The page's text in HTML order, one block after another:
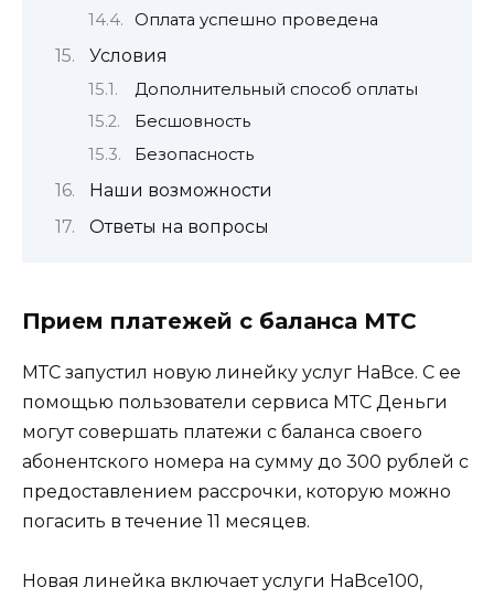
Оплата успешно проведена
Условия
Дополнительный способ оплаты
Бесшовность
Безопасность
Наши возможности
Ответы на вопросы
Прием платежей с баланса МТС
МТС запустил новую линейку услуг НаВсе. С ее
помощью пользователи сервиса МТС Деньги
могут совершать платежи с баланса своего
абонентского номера на сумму до 300 рублей с
предоставлением рассрочки, которую можно
погасить в течение 11 месяцев.
Новая линейка включает услуги НаВсе100,